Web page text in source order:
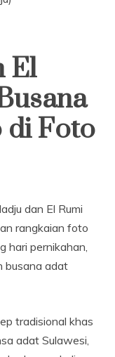
El
di Foto
dan El Rumi
rangkaian foto
hari pernikahan,
busana adat
tradisional khas
adat Sulawesi,